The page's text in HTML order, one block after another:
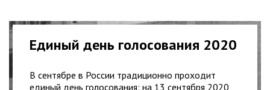
Единый день голосования 2020
В сентябре в России традиционно проходит
единый день голосования: на 13 сентября 2020